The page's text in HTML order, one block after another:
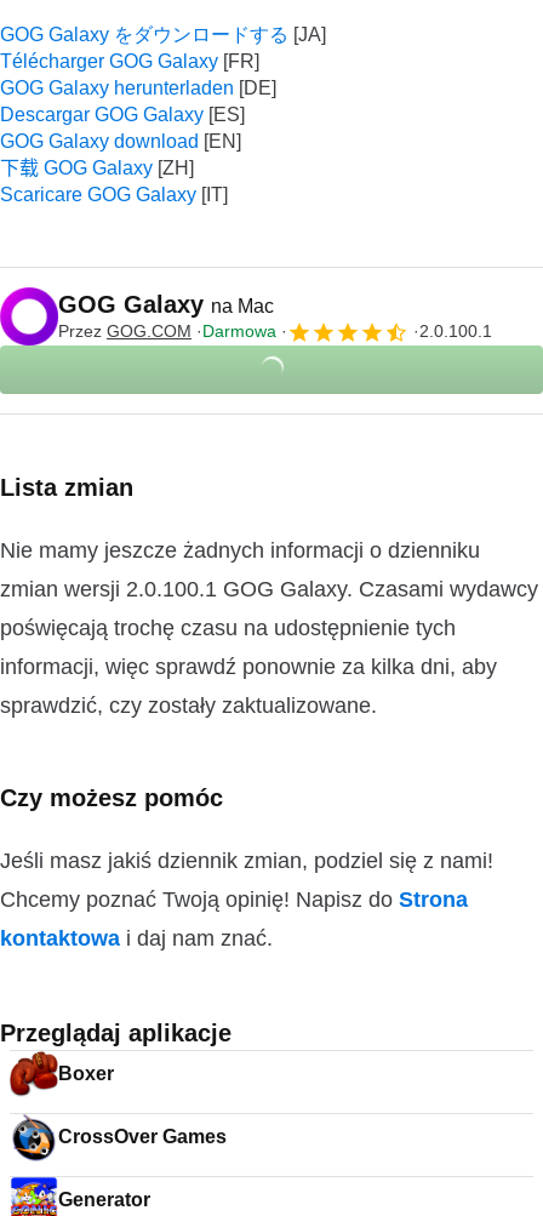
GOG Galaxy をダウンロードする
Télécharger GOG Galaxy
GOG Galaxy herunterladen
Descargar GOG Galaxy
GOG Galaxy download
下载 GOG Galaxy
Scaricare GOG Galaxy
GOG Galaxy na Mac
Przez GOG.COM Darmowa 2.0.100.1
Lista zmian
Nie mamy jeszcze żadnych informacji o dzienniku
zmian wersji 2.0.100.1 GOG Galaxy. Czasami wydawcy
poświęcają trochę czasu na udostępnienie tych
informacji, więc sprawdź ponownie za kilka dni, aby
sprawdzić, czy zostały zaktualizowane.
Czy możesz pomóc
Jeśli masz jakiś dziennik zmian, podziel się z nami!
Chcemy poznać Twoją opinię! Napisz do Strona
kontaktowa i daj nam znać.
Przeglądaj aplikacje
Boxer
CrossOver Games
Generator